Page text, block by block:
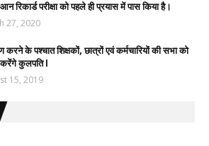
रिकार्ड परीक्षा को पहले ही प्रयास में पास किया है।
27, 2020
करने के पश्चात शिक्षकों, छात्रों एवं कर्मचारियों की सभा को
करेंगे कुलपति l
15, 2019